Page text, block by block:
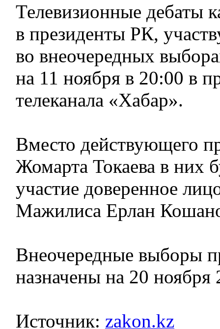
Телевизионные дебаты
в президенты РК,
во внеочередных
на 11 ноября в 20:00 в
телеканала «Хабар».
Вместо действующего
Жомарта Токаева в них
участие доверенное
Мажилиса Ерлан
Внеочередные выборы
назначены на 20 ноября
Источник: zakon.kz